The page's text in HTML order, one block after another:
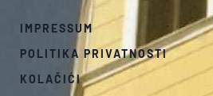
IMPRESSUM
POLITIKA PRIVATNOSTI
KOLAČIĆI